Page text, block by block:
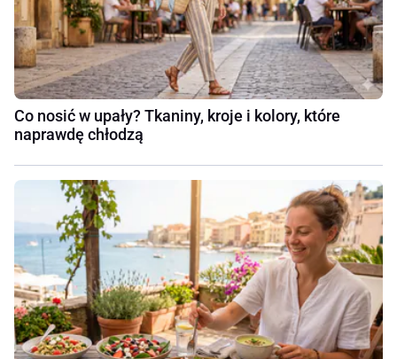
Co nosić w upały? Tkaniny, kroje i kolory, które
naprawdę chłodzą